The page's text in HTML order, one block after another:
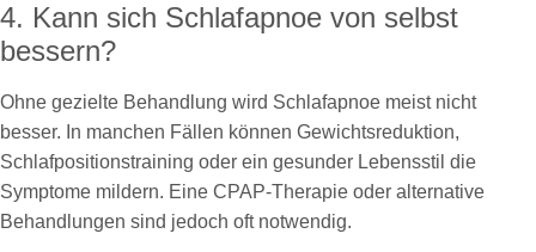
4. Kann sich Schlafapnoe von selbst
bessern?
Ohne gezielte Behandlung wird Schlafapnoe meist nicht
besser. In manchen Fällen können Gewichtsreduktion,
Schlafpositionstraining oder ein gesunder Lebensstil die
Symptome mildern. Eine CPAP-Therapie oder alternative
Behandlungen sind jedoch oft notwendig.